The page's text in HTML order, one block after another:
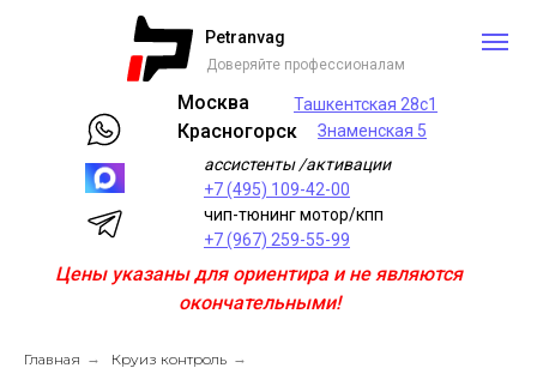
Ташкентская 28с1
Знаменская 5
ассистенты /активации
+7 (495) 109-42-00
чип-тюнинг мотор/кпп
+7 (967) 259-55-99
Москва
Красногорск
Petranvag
Доверяйте профессионалам
Цены указаны для ориентира и не являются
окончательными!
Главная → Круиз контроль →